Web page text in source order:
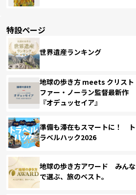
特設ページ
世界遺産ランキング
地球の歩き方 meets クリスト
ファー・ノーラン監督最新作
『オデュッセイア』
準備も滞在もスマートに！ ト
ラベルハック2026
地球の歩き方アワード みんな
で選ぶ、旅のベスト。